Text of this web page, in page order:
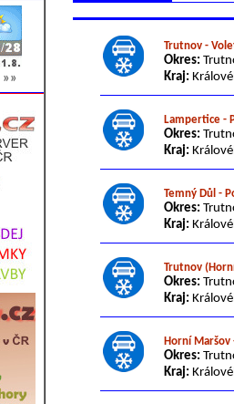
»»
Trutnov -
Okres:
Kraj:
Lampertice -
Okres:
Kraj:
Temný Důl -
Okres:
Kraj:
Trutnov
Okres:
Kraj:
Horní Maršov
Okres:
Kraj: